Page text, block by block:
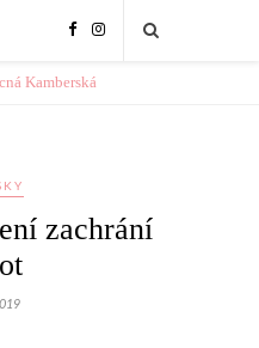
zachrání